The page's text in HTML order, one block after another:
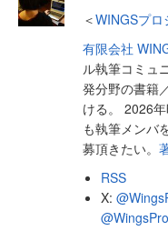
＜WINGSプロ
有限会社
ル執筆コミュ
発分野の書籍
ける。 2026
も執筆メンバ
募頂きたい。
RSS
X: